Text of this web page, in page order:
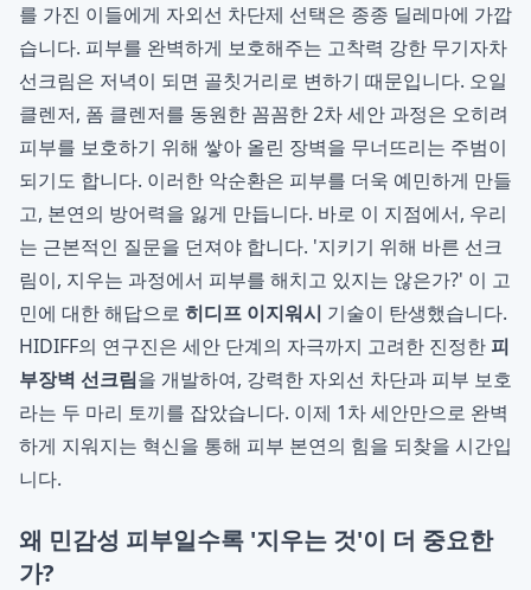
를 가진 이들에게 자외선 차단제 선택은 종종 딜레마에 가깝
습니다. 피부를 완벽하게 보호해주는 고착력 강한 무기자차
선크림은 저녁이 되면 골칫거리로 변하기 때문입니다. 오일
클렌저, 폼 클렌저를 동원한 꼼꼼한 2차 세안 과정은 오히려
피부를 보호하기 위해 쌓아 올린 장벽을 무너뜨리는 주범이
되기도 합니다. 이러한 악순환은 피부를 더욱 예민하게 만들
고, 본연의 방어력을 잃게 만듭니다. 바로 이 지점에서, 우리
는 근본적인 질문을 던져야 합니다. '지키기 위해 바른 선크
림이, 지우는 과정에서 피부를 해치고 있지는 않은가?' 이 고
민에 대한 해답으로 히디프 이지워시 기술이 탄생했습니다.
HIDIFF의 연구진은 세안 단계의 자극까지 고려한 진정한피
부장벽 선크림을 개발하여, 강력한 자외선 차단과 피부 보호
라는 두 마리 토끼를 잡았습니다. 이제 1차 세안만으로 완벽
하게 지워지는 혁신을 통해 피부 본연의 힘을 되찾을 시간입
니다.
왜 민감성 피부일수록 '지우는 것'이 더 중요한
가?